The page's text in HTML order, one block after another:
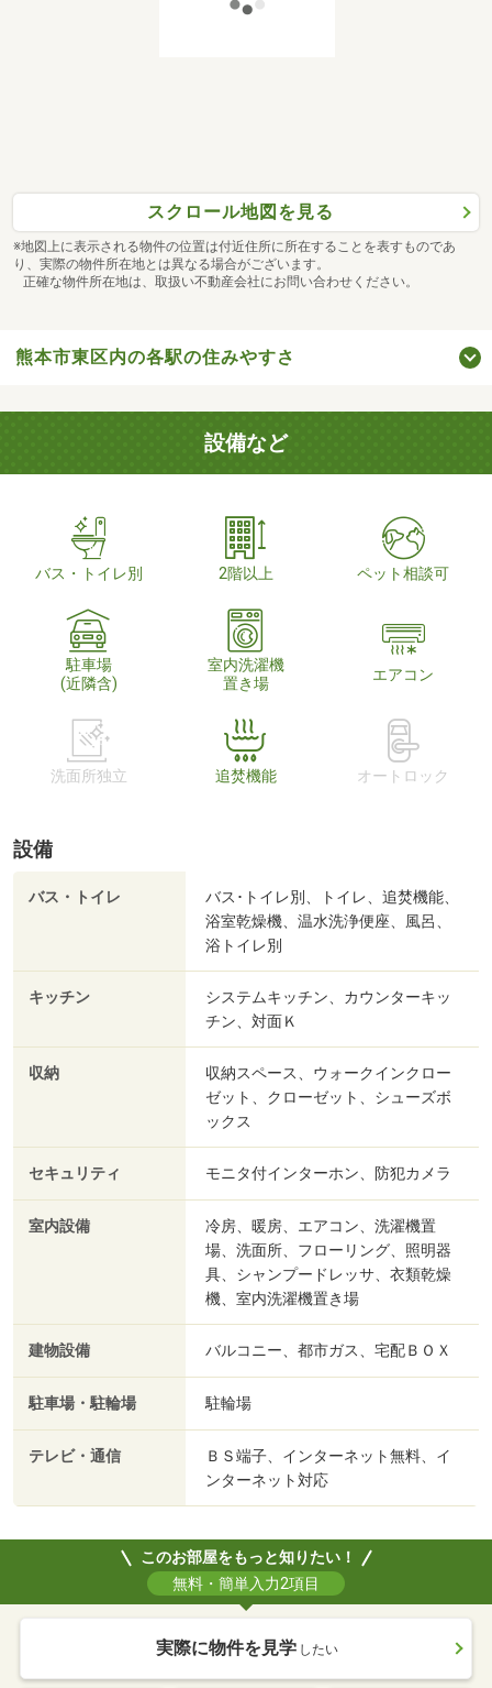
スクロール地図を見る
※地図上に表示される物件の位置は付近住所に所在することを表すものであ
り、実際の物件所在地とは異なる場合がございます。
正確な物件所在地は、取扱い不動産会社にお問い合わせください。
熊本市東区内の各駅の住みやすさ
設備など
バス・トイレ別 2階以上 ペット相談可
駐車場
(近隣含)
室内洗濯機
置き場
エアコン
洗面所独立 追焚機能 オートロック
設備
バス・トイレ
バス･トイレ別、トイレ、追焚機能、
浴室乾燥機、温水洗浄便座、風呂、
浴トイレ別
キッチン
システムキッチン、カウンターキッ
チン、対面Ｋ
収納
収納スペース、ウォークインクロー
ゼット、クローゼット、シューズボ
ックス
セキュリティ モニタ付インターホン、防犯カメラ
室内設備
冷房、暖房、エアコン、洗濯機置
場、洗面所、フローリング、照明器
具、シャンプードレッサ、衣類乾燥
機、室内洗濯機置き場
建物設備 バルコニー、都市ガス、宅配ＢＯＸ
駐車場・駐輪場 駐輪場
テレビ・通信
ＢＳ端子、インターネット無料、イ
ンターネット対応
このお部屋をもっと知りたい！
無料・簡単入力2項目
実際に物件を見学 したい